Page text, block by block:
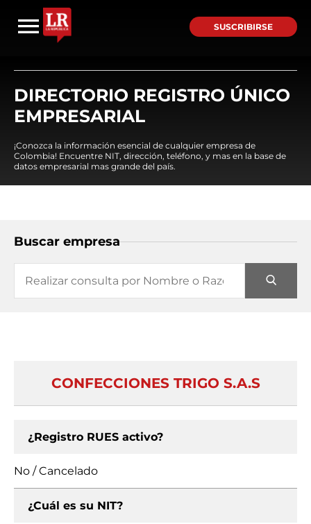
SUSCRIBIRSE
DIRECTORIO REGISTRO ÚNICO
EMPRESARIAL
¡Conozca la información esencial de cualquier empresa de
Colombia! Encuentre NIT, dirección, teléfono, y mas en la base de
datos empresarial mas grande del país.
Buscar empresa
CONFECCIONES TRIGO S.A.S
¿Registro RUES activo?
No / Cancelado
¿Cuál es su NIT?